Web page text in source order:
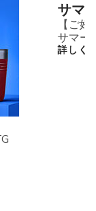
サマ
【ご
サマー
詳しく